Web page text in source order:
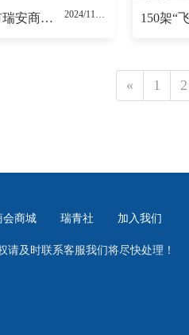
杭州市瑞安商会换届大会暨六届一次会员大会表彰人员名单
« 1 2
会商城 瑞青社 加入我们
及时联系客服我们将尽快处理！